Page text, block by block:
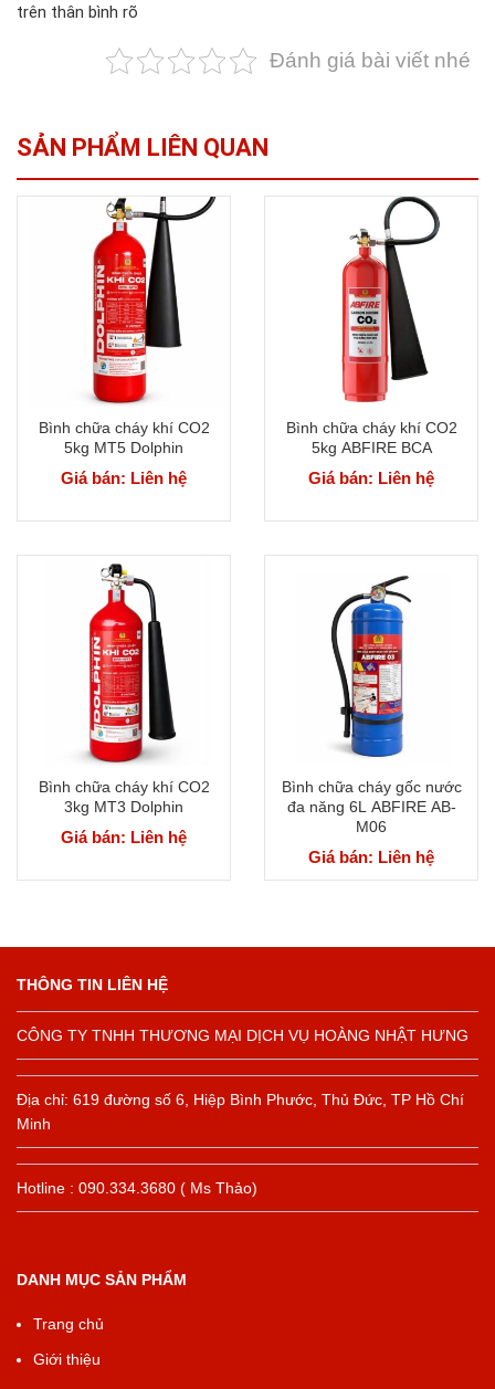
trên thân bình rõ
Đánh giá bài viết nhé
SẢN PHẨM LIÊN QUAN
Bình chữa cháy khí CO2
5kg MT5 Dolphin
Giá bán: Liên hệ
Bình chữa cháy khí CO2
5kg ABFIRE BCA
Giá bán: Liên hệ
Bình chữa cháy khí CO2
3kg MT3 Dolphin
Giá bán: Liên hệ
Bình chữa cháy gốc nước
đa năng 6L ABFIRE AB-
M06
Giá bán: Liên hệ
THÔNG TIN LIÊN HỆ
CÔNG TY TNHH THƯƠNG MẠI DỊCH VỤ HOÀNG NHẬT HƯNG
Địa chỉ: 619 đường số 6, Hiệp Bình Phước, Thủ Đức, TP Hồ Chí
Minh
Hotline : 090.334.3680 ( Ms Thảo)
DANH MỤC SẢN PHẨM
Trang chủ
Giới thiệu